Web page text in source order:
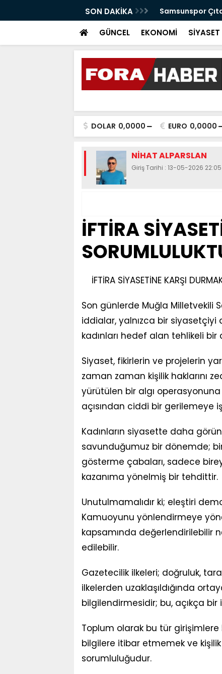
SON DAKİKA
Bir Tekkeköy İçin Çalışıyoruz" Samsunspor
GÜNCEL EKONOMİ SİYASET
DOLAR 0,0000 EURO 0,0000
NİHAT ALPARSLAN
Giriş Tarihi : 13-05-2026 22:05
İFTİRA
İFTİRA SİYASETİNE KARŞI
Son günlerde Muğla Milletvekili
iddialar, yalnızca bir
kadınları hedef alan tehlikeli bir
Siyaset, fikirlerin ve projelerin
zaman zaman kişilik haklarını
yürütülen bir algı
açısından ciddi bir gerilemeye
Kadınların siyasette daha
savunduğumuz bir dönemde;
gösterme çabaları, sadece
kazanıma yönelmiş bir tehdittir.
Unutulmamalıdır ki; eleştiri
Kamuoyunu yönlendirmeye
kapsamında değerlendirilebilir
edilebilir.
Gazetecilik ilkeleri; doğruluk,
ilkelerden uzaklaşıldığında
bilgilendirmesidir; bu, açıkça bir
Toplum olarak bu tür girişimlere
bilgilere itibar etmemek ve
sorumluluğudur.